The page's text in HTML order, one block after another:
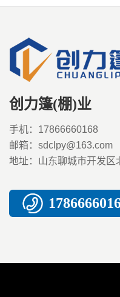
创力篷(棚)业
手机：17866660168
邮箱：sdclpy@163.com
地址：山东聊城市开发区